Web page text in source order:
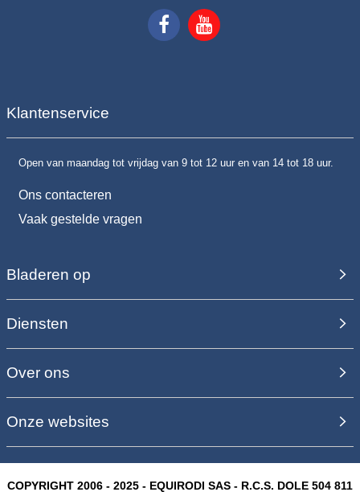
Klantenservice
Open van maandag tot vrijdag van 9 tot 12 uur en van 14 tot 18 uur.
Ons contacteren
Vaak gestelde vragen
Bladeren op
Diensten
Over ons
Onze websites
COPYRIGHT 2006 - 2025 - EQUIRODI SAS - R.C.S. DOLE 504 811